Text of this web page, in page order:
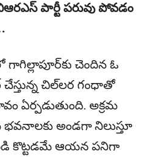
పార్టీ పరువు పోవడం
గాగిల్లాపూర్‌కు చెందిన ఓ
చిల్లర గంధాతో
ఏర్పడుతుంది. అక్రమ
భవనాలకు అండగా నిలుస్తూ
కొట్టడమే ఆయన పనిగా